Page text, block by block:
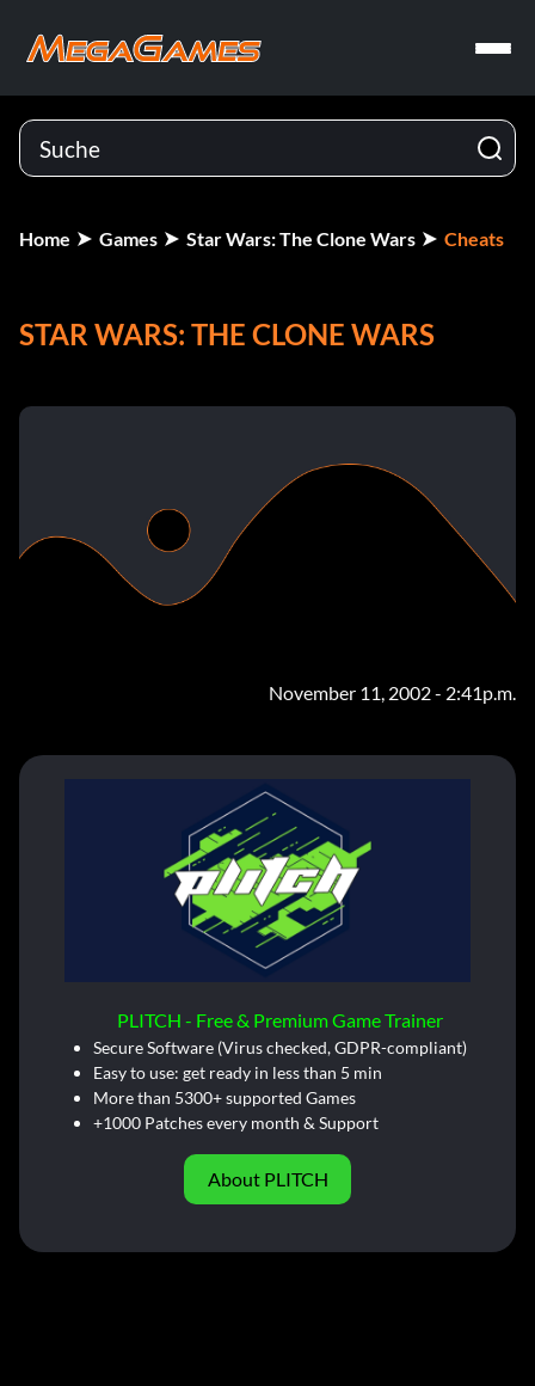
Home Games Star Wars: The Clone Wars Cheats
STAR WARS: THE CLONE WARS
November 11, 2002 - 2:41p.m.
PLITCH - Free & Premium Game Trainer
Secure Software (Virus checked, GDPR-compliant)
Easy to use: get ready in less than 5 min
More than 5300+ supported Games
+1000 Patches every month & Support
About PLITCH